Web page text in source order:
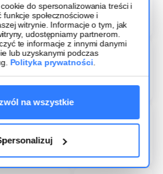
do spersonalizowania treści i
społecznościowe i
witrynie. Informacje o tym, jak
udostępniamy partnerom.
te informacje z innymi danymi
lub uzyskanymi podczas
Polityka prywatności.
na wszystkie